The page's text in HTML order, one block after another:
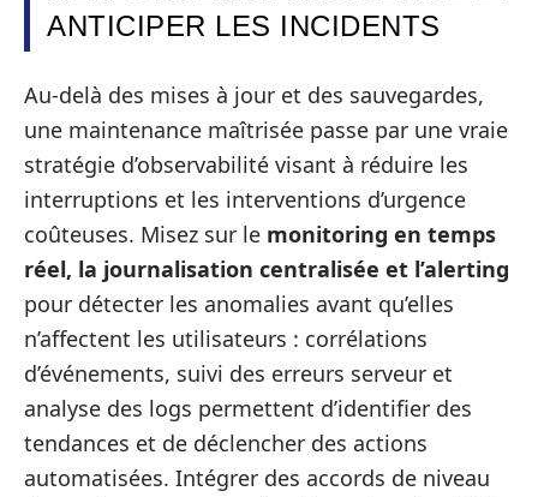
ANTICIPER LES INCIDENTS
Au-delà des mises à jour et des sauvegardes,
une maintenance maîtrisée passe par une vraie
stratégie d’observabilité visant à réduire les
interruptions et les interventions d’urgence
coûteuses. Misez sur le monitoring en temps
réel, la journalisation centralisée et l’alerting
pour détecter les anomalies avant qu’elles
n’affectent les utilisateurs : corrélations
d’événements, suivi des erreurs serveur et
analyse des logs permettent d’identifier des
tendances et de déclencher des actions
automatisées. Intégrer des accords de niveau